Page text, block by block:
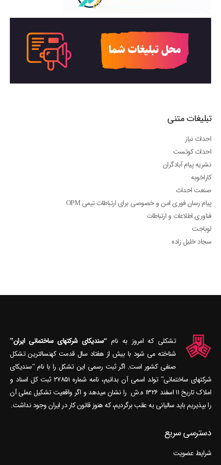
تبلیغات متنی
احداث نیاز
احداث کوئست
نشریه پیام آبادگران
کاراخوبه
صنعت احداث
پیام رسان فوری امن و خصوصی برای ارتباطات تیمی OPM
فناوری اطلاعات و ارتباطات
لوباجت
سجاد خلیل زاده
تشکلی که امروز به نام“سندیکای شرکتهای ساختمانی ایران”
شناخته می‎ شود با بیش از هفتاد سال قدمت کهنسال‎ترین تشکل
صنفی کشور است. اگر ثبت رسمی این تشکل را با نام “سندیکای
شرکتهای ساختمانی” تولد اسمی آن بدانیم، نامه شماره ۲۷۸۵۱ ثبت کل اسناد و
املاک تاریخ ۱۱ اسفند ۱۳۲۶ ه.ش را نشان می‎دهد و اگر واقعیت تشکیل عملی آن
را بپذیریم باید سالیانی به عقب برگردیم، که هنوز قانون کار در ایران وجود نداشت.
دسترسی سریع
شرایط عضویت